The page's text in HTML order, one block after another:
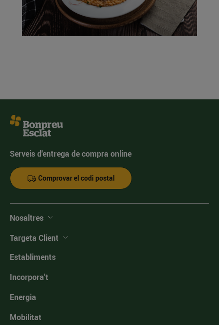
Serveis d'entrega de compra online
Comprovar el codi postal
Nosaltres
Targeta Client
Establiments
Incorpora't
Energia
Mobilitat